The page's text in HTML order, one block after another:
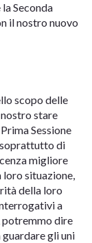
Seconda
il nostro nuovo
scopo delle
nostro stare
Sessione
soprattutto di
migliore
loro situazione,
della loro
a
potremmo dire
guardare gli uni